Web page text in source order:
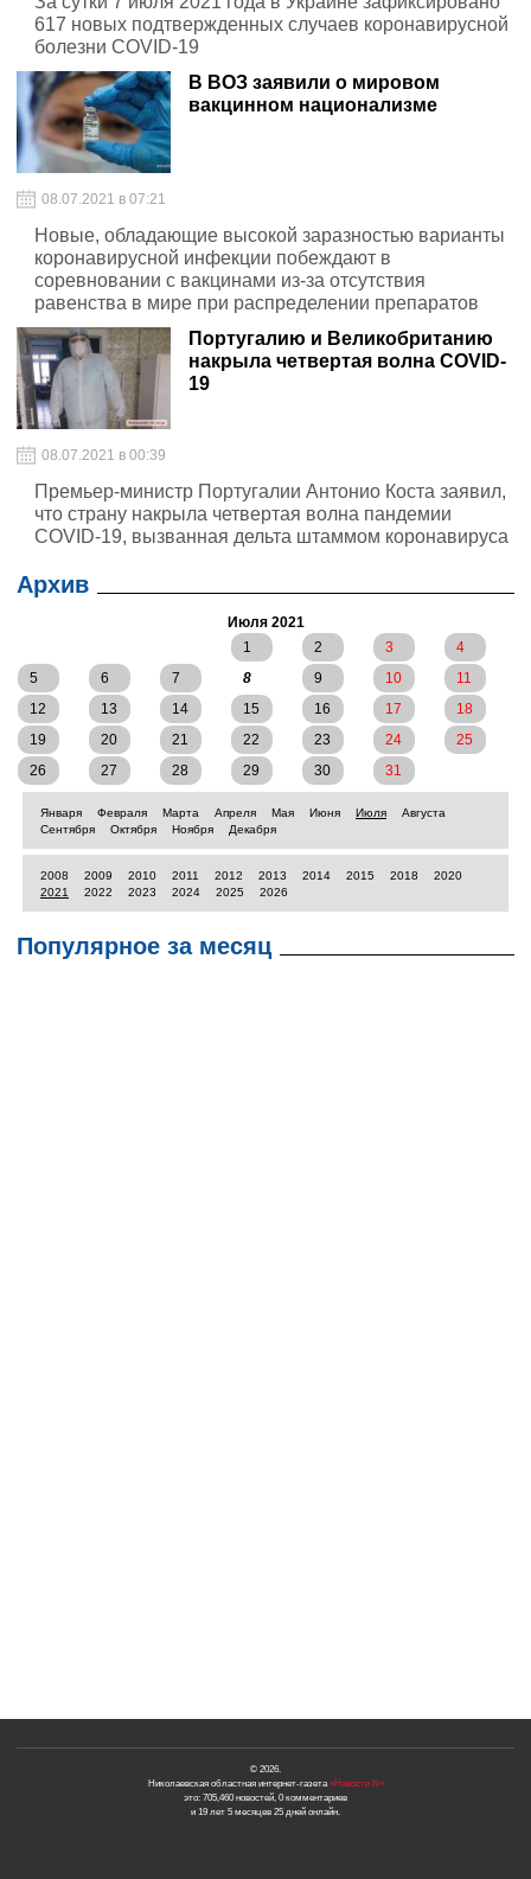
617 новых подтвержденных случаев коронавирусной
болезни COVID-19
В ВОЗ заявили о мировом
вакцинном национализме
08.07.2021 в 07:21
Новые, обладающие высокой заразностью варианты
коронавирусной инфекции побеждают в
соревновании с вакцинами из-за отсутствия
равенства в мире при распределении препаратов
Португалию и Великобританию
накрыла четвертая волна COVID-
19
08.07.2021 в 00:39
Премьер-министр Португалии Антонио Коста заявил,
что страну накрыла четвертая волна пандемии
COVID-19, вызванная дельта штаммом коронавируса
Архив
Июля 2021
1
2 3
4
5
6 7 8 9 10
11
12
13 14 15 16 17
18
19
20 21 22 23 24
25
26
27 28 29 30 31
Января Февраля Марта Апреля Мая Июня Июля
Августа
Сентября
Октября Ноября Декабря
2008 2009 2010 2011 2012 2013 2014 2015 2018
2020
2021
2022 2023 2024 2025 2026
Популярное за месяц
© 2026.
Николаевская областная интернет-газета«Новости N»
это: 705,460 новостей, 0 комментариев
и 19 лет 5 месяцев 25 дней онлайн.